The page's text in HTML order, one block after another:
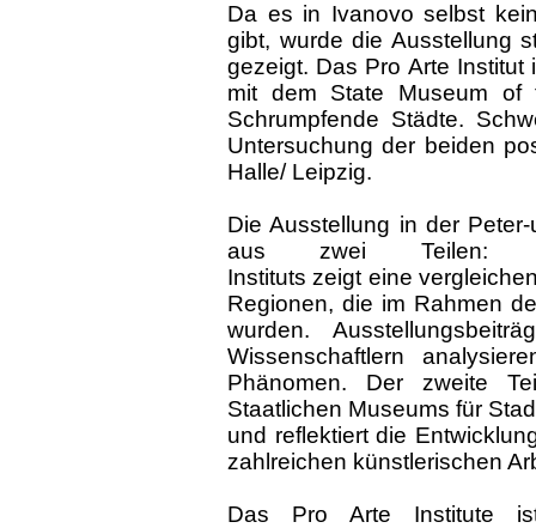
Da es in Ivanovo selbst
gibt, wurde die Ausstellung
gezeigt. Das Pro Arte
mit dem State Museum of
Schrumpfende Städte.
Untersuchung der beiden
Halle/ Leipzig.
Die Ausstellung in der
aus zwei Teilen:
Instituts zeigt eine
Regionen, die im Rahmen
wurden.
Wissenschaftlern
Phänomen. Der zweite
Staatlichen Museums für
und reflektiert die
zahlreichen künstlerischen
Das Pro Arte Institute